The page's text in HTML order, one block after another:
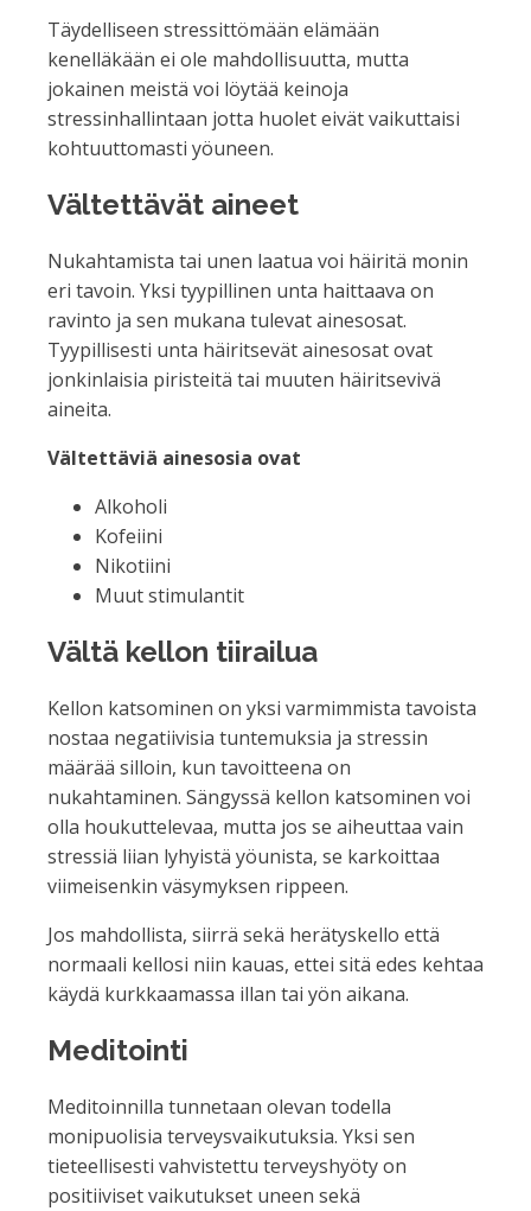
Täydelliseen stressittömään elämään
kenelläkään ei ole mahdollisuutta, mutta
jokainen meistä voi löytää keinoja
stressinhallintaan jotta huolet eivät vaikuttaisi
kohtuuttomasti yöuneen.
Vältettävät aineet
Nukahtamista tai unen laatua voi häiritä monin
eri tavoin. Yksi tyypillinen unta haittaava on
ravinto ja sen mukana tulevat ainesosat.
Tyypillisesti unta häiritsevät ainesosat ovat
jonkinlaisia piristeitä tai muuten häiritsevivä
aineita.
Vältettäviä ainesosia ovat
Alkoholi
Kofeiini
Nikotiini
Muut stimulantit
Vältä kellon tiirailua
Kellon katsominen on yksi varmimmista tavoista
nostaa negatiivisia tuntemuksia ja stressin
määrää silloin, kun tavoitteena on
nukahtaminen. Sängyssä kellon katsominen voi
olla houkuttelevaa, mutta jos se aiheuttaa vain
stressiä liian lyhyistä yöunista, se karkoittaa
viimeisenkin väsymyksen rippeen.
Jos mahdollista, siirrä sekä herätyskello että
normaali kellosi niin kauas, ettei sitä edes kehtaa
käydä kurkkaamassa illan tai yön aikana.
Meditointi
Meditoinnilla tunnetaan olevan todella
monipuolisia terveysvaikutuksia. Yksi sen
tieteellisesti vahvistettu terveyshyöty on
positiiviset vaikutukset uneen sekä